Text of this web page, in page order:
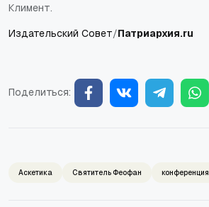
Климент.
Издательский Совет/Патриархия.ru
Поделиться:
Аскетика Святитель Феофан конференция